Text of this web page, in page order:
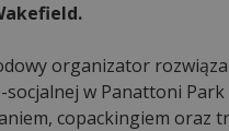
organizator
w Panattoni
copackingiem